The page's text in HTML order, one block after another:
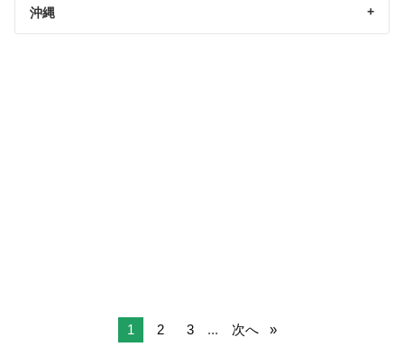
沖縄
1 2 3 ... 次へ